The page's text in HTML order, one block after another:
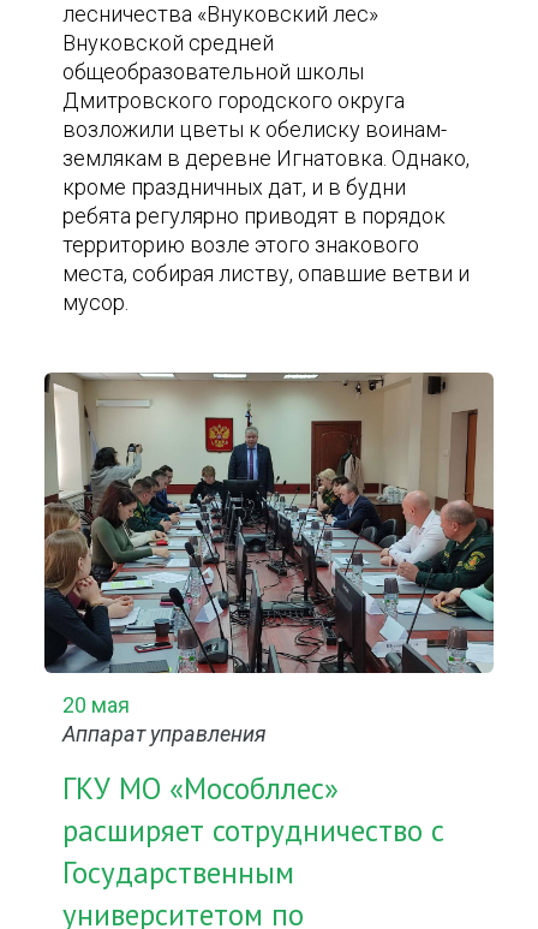
лесничества «Внуковский лес»
Внуковской средней
общеобразовательной школы
Дмитровского городского округа
возложили цветы к обелиску воинам-
землякам в деревне Игнатовка. Однако,
кроме праздничных дат, и в будни
ребята регулярно приводят в порядок
территорию возле этого знакового
места, собирая листву, опавшие ветви и
мусор.
20 мая
Аппарат управления
ГКУ МО «Мособллес»
расширяет сотрудничество с
Государственным
университетом по